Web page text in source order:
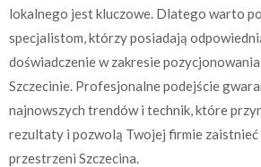
lokalnego jest kluczowe. Dlatego warto
specjalistom, którzy posiadają
doświadczenie w zakresie
Szczecinie. Profesjonalne podejście
najnowszych trendów i technik, które
rezultaty i pozwolą Twojej firmie
przestrzeni Szczecina.